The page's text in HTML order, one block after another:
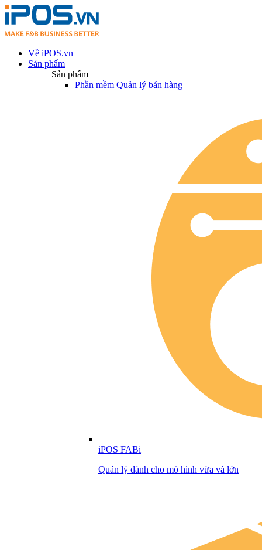
Về iPOS.vn
Sản phẩm
Sản phẩm
Phần mềm Quản lý bán hàng
iPOS FABi
Quản lý dành cho mô hình vừa và lớn